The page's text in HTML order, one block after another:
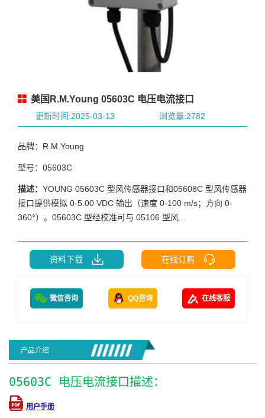
美国R.M.Young 05603C 电压电流接口
更新时间:2025-03-13 浏览量:2782
品牌：R.M.Young
型号：05603C
描述： YOUNG 05603C 型风传感器接口和05608C 型风传感器
接口提供模拟 0-5.00 VDC 输出（速度 0-100 m/s；方向 0-
360°）。05603C 型经校准可与 05106 型风...
资料下载 在线订购
微信咨询 QQ咨询 在线客服
产品介绍
05603C 电压电流接口描述：
用户手册